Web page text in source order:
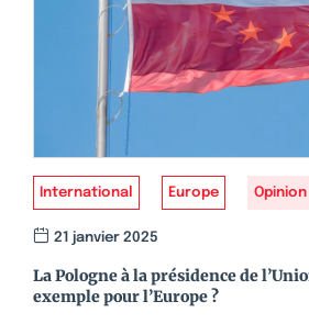
International Europe Opinion
21 janvier 2025
La Pologne à la présidence de
exemple pour l’Europe ?